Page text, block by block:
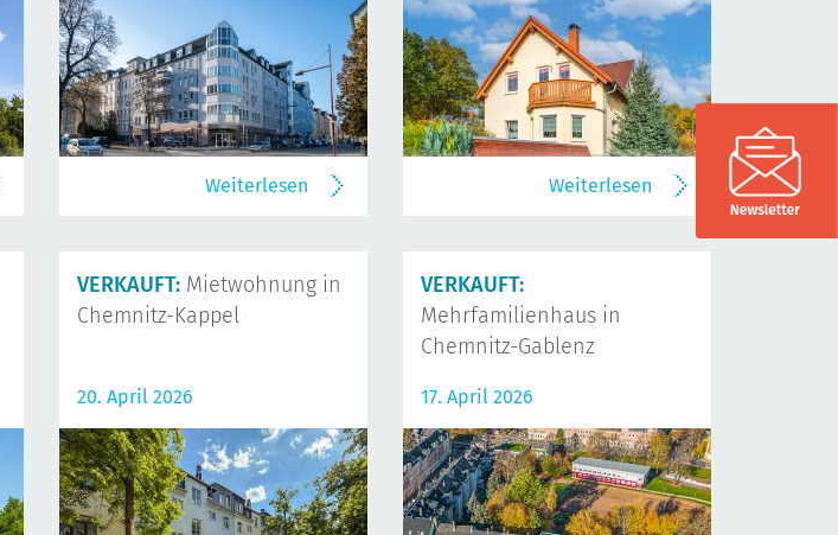
Weiterlesen Weiterlesen
VERKAUFT: Mietwohnung in
Chemnitz-Kappel
20. April 2026
VERKAUFT:
Mehrfamilienhaus in
Chemnitz-Gablenz
17. April 2026